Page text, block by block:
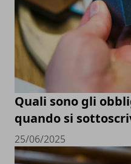
Quali sono gli
quando si
25/06/2025